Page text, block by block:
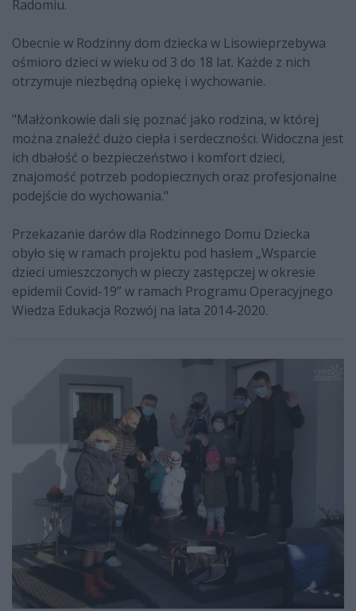
Radomiu.
Obecnie w Rodzinny dom dziecka w Lisowieprzebywa
ośmioro dzieci w wieku od 3 do 18 lat. Każde z nich
otrzymuje niezbędną opiekę i wychowanie.
"Małżonkowie dali się poznać jako rodzina, w której
można znaleźć dużo ciepła i serdeczności. Widoczna jest
ich dbałość o bezpieczeństwo i komfort dzieci,
znajomość potrzeb podopiecznych oraz profesjonalne
podejście do wychowania."
Przekazanie darów dla Rodzinnego Domu Dziecka
obyło się w ramach projektu pod hasłem „Wsparcie
dzieci umieszczonych w pieczy zastępczej w okresie
epidemii Covid-19” w ramach Programu Operacyjnego
Wiedza Edukacja Rozwój na lata 2014-2020.